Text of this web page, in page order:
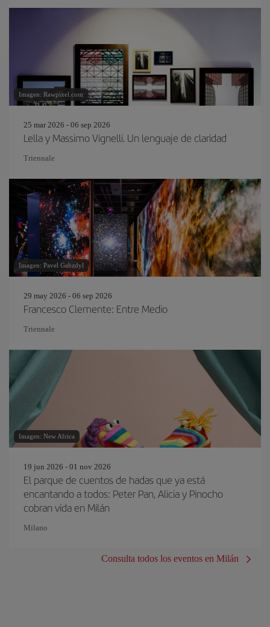
Imagen: Rawpixel.com
25 mar 2026 - 06 sep 2026
Lella y Massimo Vignelli. Un lenguaje de claridad
Triennale
Imagen: Pavel Gabzdyl
29 may 2026 - 06 sep 2026
Francesco Clemente: Entre Medio
Triennale
Imagen: New Africa
19 jun 2026 - 01 nov 2026
El parque de cuentos de hadas que ya est
encantando a todos: Peter Pan, Alicia y Pinocho
cobran vida en Milán
Milano
Consulta todos los eventos en Milán